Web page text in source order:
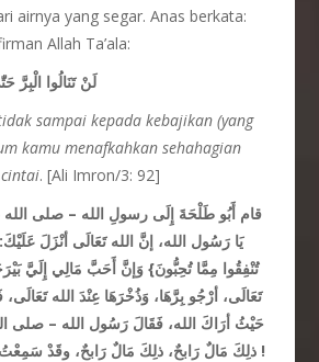
airnya yang segar. Anas berkata:
Allah Ta’ala:
لَنْ تَنَالُوا الْبِرَّ
sampai kepada kebajikan (yang
kamu menafkahkan sehahagian
. [Ali Imron/3: 92]
قام أَبُو طَلْحَةَ إِلَى رسولِ الله – صلى
يَا رَسُول الله، إنَّ الله تَعَالَى أنْزَلَ
تُنْفِقُوا مِمَّا تُحِبُّونَ} وَإنَّ أَحَبَّ مَالِي إِلَيَّ
تَعَالَى، أرْجُو بِرَّهَا، وَذُخْرَهَا عِنْدَ الله
حَيْثُ أرَاكَ الله، فَقَالَ رَسُول الله – صلى
! ذلِكَ مَالٌ رَابحٌ، ذلِكَ مَالٌ رَابحٌ، وقَدْ